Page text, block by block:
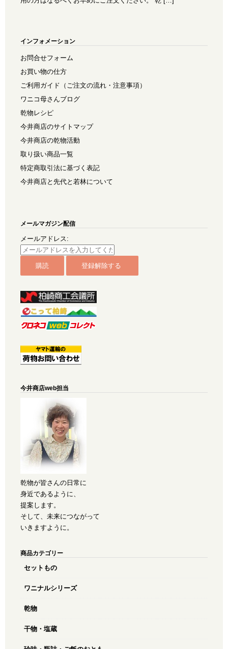
インフォメーション
お問合せフォーム
お買い物の仕方
ご利用ガイド（ご注文の流れ・注意事項）
ワニコ母さんブログ
乾物レシピ
今井商店のサイトマップ
今井商店の乾物活動
取り扱い商品一覧
特定商取引法に基づく表記
今井商店と先代と若林について
メールマガジン配信
メールアドレス:
今井商店web担当
乾物が皆さんの日常に
身近であるように、
提案します。
そして、未来につながって
いきますように。
商品カテゴリー
セットもの
ワニナルシリーズ
乾物
干物・塩蔵